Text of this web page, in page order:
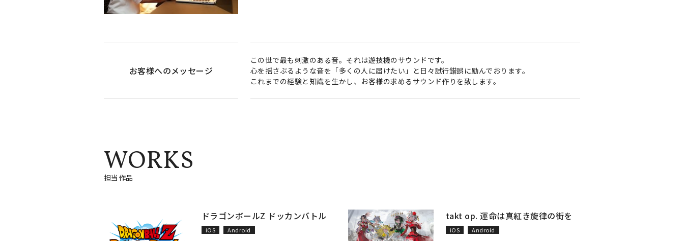
お客様へのメッセージ
この世で最も刺激のある音。それは遊技機のサウンドです。
心を揺さぶるような音を「多くの人に届けたい」と日々試行錯誤に励んでおります。
これまでの経験と知識を生かし、お客様の求めるサウンド作りを致します。
WORKS
担当作品
ドラゴンボールZ ドッカンバトル
iOS Android
takt op. 運命は真紅き旋律の街を
iOS Android